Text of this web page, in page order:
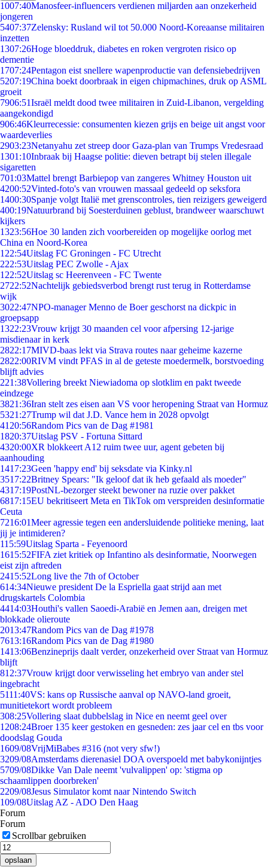
1007:40Manosfeer-influencers verdienen miljarden aan onzekerheid
jongeren
5407:37Zelensky: Rusland wil tot 50.000 Noord-Koreaanse militairen
inzetten
1307:26Hoge bloeddruk, diabetes en roken vergroten risico op
dementie
1707:24Pentagon eist snellere wapenproductie van defensiebedrijven
5207:19China boekt doorbraak in eigen chipmachines, druk op ASML
groeit
7906:51Israël meldt dood twee militairen in Zuid-Libanon, vergelding
aangekondigd
906:46Kleurrecessie: consumenten kiezen grijs en beige uit angst voor
waardeverlies
2903:23Netanyahu zet streep door Gaza-plan van Trumps Vredesraad
1301:10Inbraak bij Haagse politie: dieven betrapt bij stelen illegale
sigaretten
701:03Mattel brengt Barbiepop van zangeres Whitney Houston uit
4200:52Vinted-foto's van vrouwen massaal gedeeld op seksfora
1400:30Spanje volgt Italië met grenscontroles, tien reizigers geweigerd
400:19Natuurbrand bij Soesterduinen geblust, brandweer waarschuwt
kijkers
1323:56Hoe 30 landen zich voorbereiden op mogelijke oorlog met
China en Noord-Korea
1 22:54Uitslag FC Groningen - FC Utrecht
222:53Uitslag PEC Zwolle - Ajax
1 22:52Uitslag sc Heerenveen - FC Twente
2722:52Nachtelijk gebiedsverbod brengt rust terug in Rotterdamse
wijk
3022:47NPO-manager Menno de Boer geschorst na dickpic in
groepsapp
1322:23Vrouw krijgt 30 maanden cel voor afpersing 12-jarige
misdienaar in kerk
2822:17MIVD-baas lekt via Strava routes naar geheime kazerne
2822:00RIVM vindt PFAS in al de geteste moedermelk, borstvoeding
blijft advies
221:38Vollering breekt Niewiadoma op slotklim en pakt tweede
eindzege
3821:36Iran stelt zes eisen aan VS voor heropening Straat van Hormuz
5321:27Trump wil dat J.D. Vance hem in 2028 opvolgt
41 20:56Random Pics van de Dag #1981
1820:37Uitslag PSV - Fortuna Sittard
4320:00XR blokkeert A12 ruim twee uur, agent gebeten bij
aanhouding
1417:23Geen 'happy end' bij seksdate via Kinky.nl
3517:22Britney Spears: "Ik geloof dat ik heb gefaald als moeder"
4317:19PostNL-bezorger steekt bewoner na ruzie over pakket
6817:15EU bekritiseert Meta en TikTok om verspreiden desinformatie
Ceuta
7216:01Meer agressie tegen een andersluidende politieke mening, laat
jij je intimideren?
115:59Uitslag Sparta - Feyenoord
1615:52FIFA ziet kritiek op Infantino als desinformatie, Noorwegen
eist zijn aftreden
2415:52Long live the 7th of October
614:34Nieuwe president De la Espriella gaat strijd aan met
drugskartels Colombia
4414:03Houthi's vallen Saoedi-Arabië en Jemen aan, dreigen met
blokkade olieroute
2013:47Random Pics van de Dag #1978
7613:16Random Pics van de Dag #1980
1413:06Benzineprijs daalt verder, onzekerheid over Straat van Hormuz
blijft
812:37Vrouw krijgt door verwisseling het embryo van ander stel
ingebracht
5111:40VS: kans op Russische aanval op NAVO-land groeit,
munitietekort wordt probleem
308:25Vollering slaat dubbelslag in Nice en neemt geel over
1208:24Broer 135 keer gestoken en gesneden: zes jaar cel en tbs voor
doodslag Gouda
1609/08VrijMiBabes #316 (not very sfw!)
3209/08Amsterdams dierenasiel DOA overspoeld met babykonijntjes
5709/08Dikke Van Dale neemt 'vulvalippen' op: 'stigma op
schaamlippen doorbreken'
2209/08Jesus Simulator komt naar Nintendo Switch
109/08Uitslag AZ - ADO Den Haag
Forum
Forum
Scrollbar gebruiken
opslaan